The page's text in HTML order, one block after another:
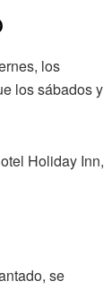
los
los sábados y
Holiday Inn,
se